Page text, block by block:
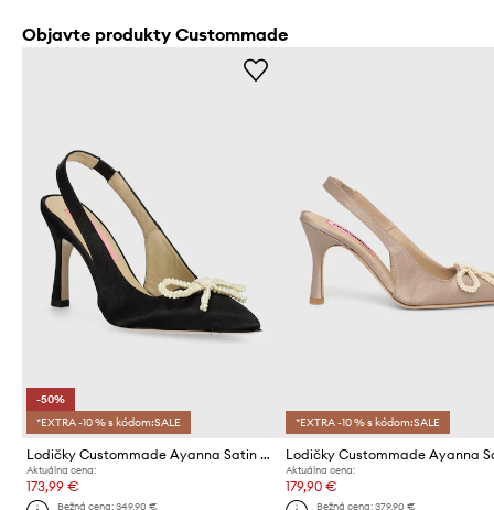
Objavte produkty Custommade
-50%
*EXTRA -10 % s kódom:SALE
Lodičky Custommade Ayanna Satin Pearl
Aktuálna cena:
173,99 €
Bežná cena:349,90 €
*EXTRA -10 % s kódom:SALE
Aktuálna cena:
179,90 €
Bežná cena: 379,90 €